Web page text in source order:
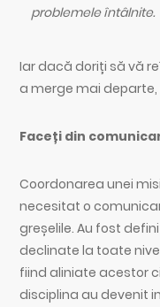
problemele întâlnite.
Iar dacă doriți să vă
a merge mai
Faceți din
Coordonarea unei
necesitat o
greșelile. Au fost
declinate la toate
fiind aliniate acestor
disciplina au devenit